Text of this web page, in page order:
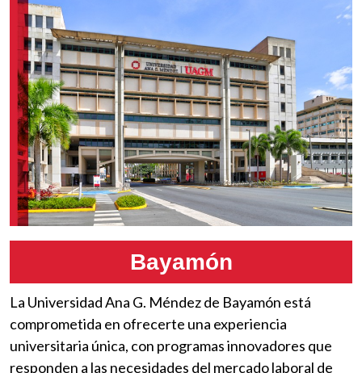
Bayamón
La Universidad Ana G. Méndez de Bayamón está
comprometida en ofrecerte una experiencia
universitaria única, con programas innovadores que
responden a las necesidades del mercado laboral de